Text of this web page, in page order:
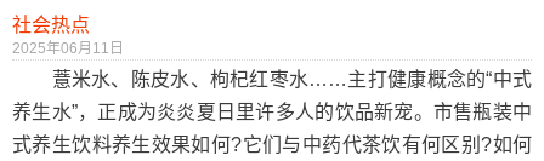
社会热点
2025年06月11日
薏米水、陈皮水、枸杞红枣水……主打健康概念的“中式
养生水”，正成为炎炎夏日里许多人的饮品新宠。市售瓶装中
式养生饮料养生效果如何?它们与中药代茶饮有何区别?如何